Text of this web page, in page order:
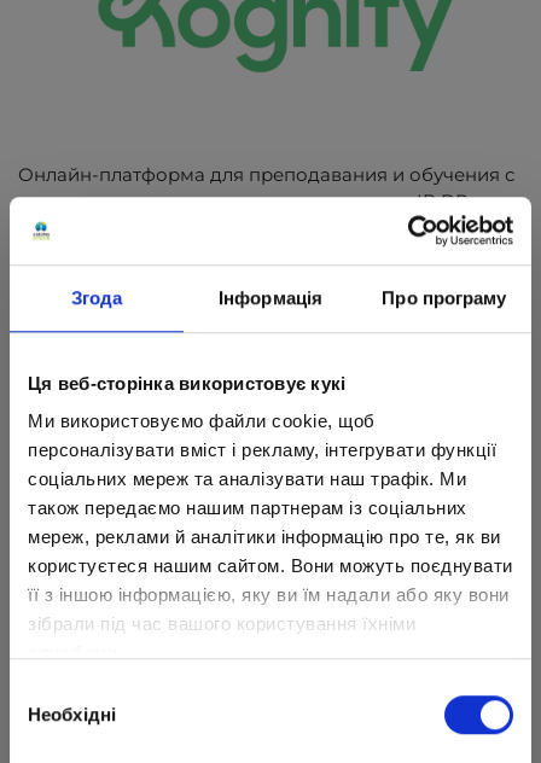
Згода Інформація Про програму
Ця веб-сторінка використовує кукі
Ми використовуємо файли cookie, щоб
персоналізувати вміст і рекламу, інтегрувати функції
соціальних мереж та аналізувати наш трафік. Ми
також передаємо нашим партнерам із соціальних
мереж, реклами й аналітики інформацію про те, як ви
користуєтеся нашим сайтом. Вони можуть поєднувати
її з іншою інформацією, яку ви їм надали або яку вони
зібрали під час вашого користування їхніми
згоди
Необхідні
Онлайн-платформа для преподавания и обучения с
интерактивным контентом для студентов IB DP,
Cambridge IGCSE и High School Science.
Лучшее в своем классе обучение и поддержка.
Kognity.
Цифровая платформа Kognity базируется на
лучших практиках современного дизайна
обучения, обеспечивая привлекательный и
эффективный опыт преподавания и обучения.
Постоянно обновляемые цифровые
интерактивные учебники и контент.
Тщательно продуманный контент. Платформа
Kognity объединяет ряд интерактивных ресурсов,